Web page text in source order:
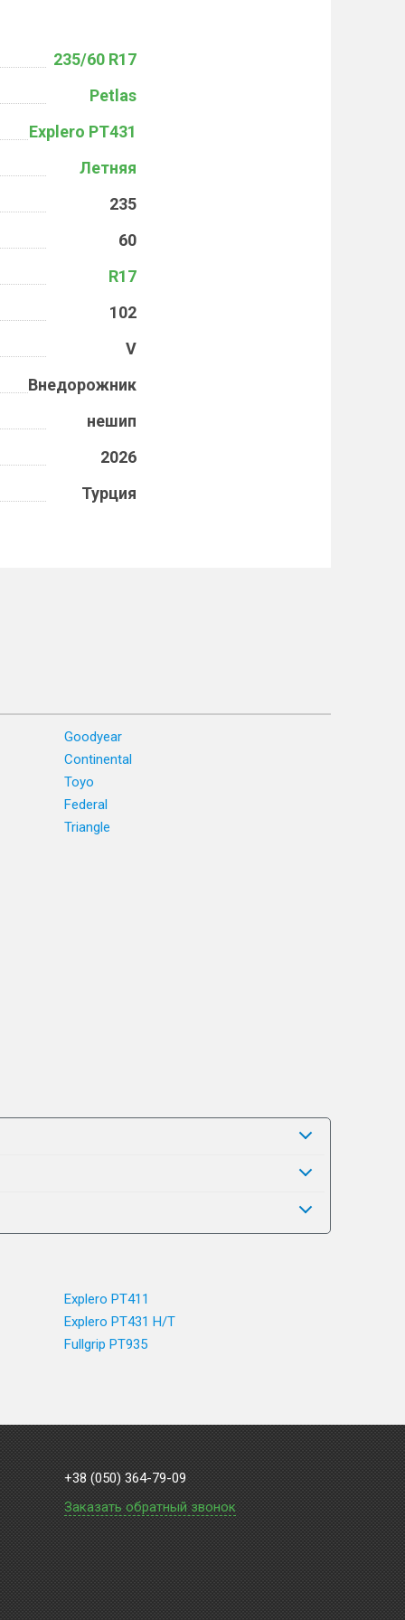
235/60 R17
Petlas
Explero PT431
Летняя
235
60
R17
102
V
Внедорожник
нешип
2026
Турция
Goodyear
Continental
Toyo
Federal
Triangle
Explero PT411
Explero PT431 H/T
Fullgrip PT935
+38 (050) 364-79-09
Заказать обратный звонок